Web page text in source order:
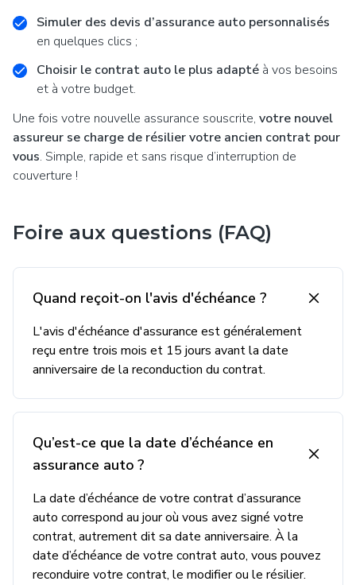
Simuler des devis d’assurance auto personnalisés
en quelques clics ;
Choisir le contrat auto le plus adapté à vos besoins
et à votre budget.
Une fois votre nouvelle assurance souscrite, votre nouvel
assureur se charge de résilier votre ancien contrat pour
vous. Simple, rapide et sans risque d’interruption de
couverture !
Foire aux questions (FAQ)
Quand reçoit-on l'avis d'échéance ?
L'avis d'échéance d'assurance est généralement
reçu entre trois mois et 15 jours avant la date
anniversaire de la reconduction du contrat.
Qu’est-ce que la date d’échéance en
assurance auto ?
La date d’échéance de votre contrat d’assurance
auto correspond au jour où vous avez signé votre
contrat, autrement dit sa date anniversaire. À la
date d’échéance de votre contrat auto, vous pouvez
reconduire votre contrat, le modifier ou le résilier.